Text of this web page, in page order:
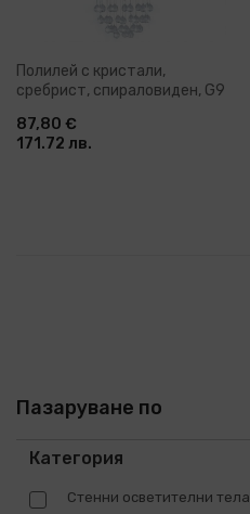
Пазаруване по
Категория
Стенни осветителни тела
Полилей с кристали,
сребрист, спираловиден, G9
87,80 €
171.72 лв.